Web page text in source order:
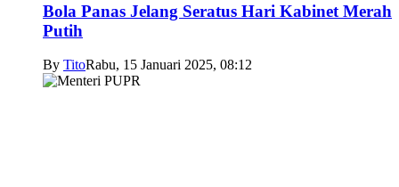
Bola Panas Jelang Seratus Hari Kabinet Merah
Putih
By TitoRabu, 15 Januari 2025, 08:12